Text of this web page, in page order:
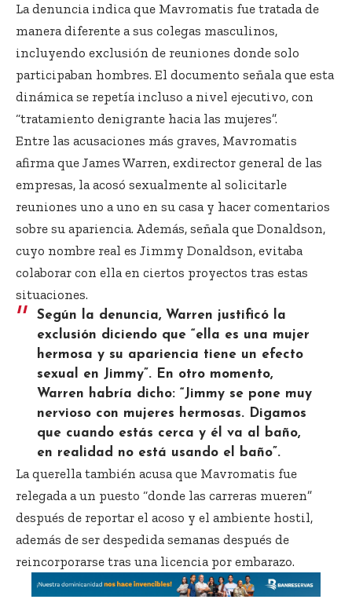
La denuncia indica que Mavromatis fue tratada de
manera diferente a sus colegas masculinos,
incluyendo exclusión de reuniones donde solo
participaban hombres. El documento señala que esta
dinámica se repetía incluso a nivel ejecutivo, con
“tratamiento denigrante hacia las mujeres”.
Entre las acusaciones más graves, Mavromatis
afirma que James Warren, exdirector general de las
empresas, la acosó sexualmente al solicitarle
reuniones uno a uno en su casa y hacer comentarios
sobre su apariencia. Además, señala que Donaldson,
cuyo nombre real es Jimmy Donaldson, evitaba
colaborar con ella en ciertos proyectos tras estas
situaciones.
Según la denuncia, Warren justificó la
exclusión diciendo que “ella es una mujer
hermosa y su apariencia tiene un efecto
sexual en Jimmy”. En otro momento,
Warren habría dicho: “Jimmy se pone muy
nervioso con mujeres hermosas. Digamos
que cuando estás cerca y él va al baño,
en realidad no está usando el baño”.
La querella también acusa que Mavromatis fue
relegada a un puesto “donde las carreras mueren”
después de reportar el acoso y el ambiente hostil,
además de ser despedida semanas después de
reincorporarse tras una licencia por embarazo.